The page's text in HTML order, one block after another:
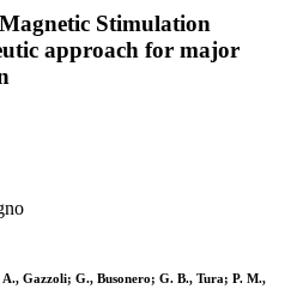
Stimulation
approach for major
Gazzoli; G., Busonero; G. B., Tura; P. M.,